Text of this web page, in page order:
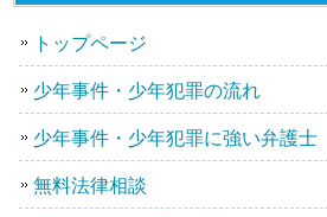
トップページ
少年事件・少年犯罪の流れ
少年事件・少年犯罪に強い弁護士
無料法律相談